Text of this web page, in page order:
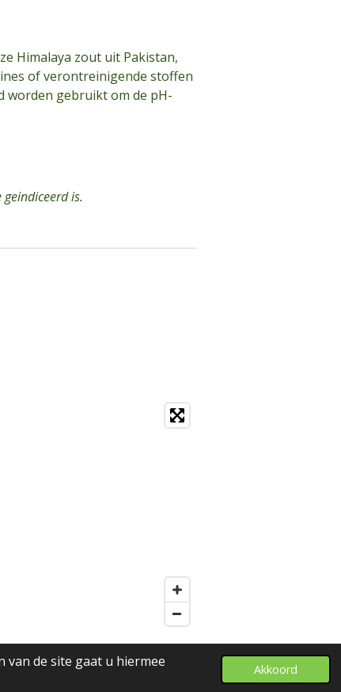
de site gaat u hiermee
Akkoord
Himalaya zout uit Pakistan,
of verontreinigende stoffen
worden gebruikt om de pH-
is.